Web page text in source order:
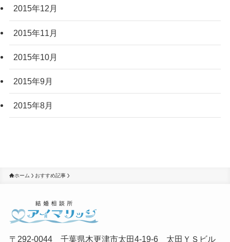
2015年12月
2015年11月
2015年10月
2015年9月
2015年8月
ホーム おすすめ記事
〒292-0044 千葉県木更津市太田4-19-6 太田ＹＳビル